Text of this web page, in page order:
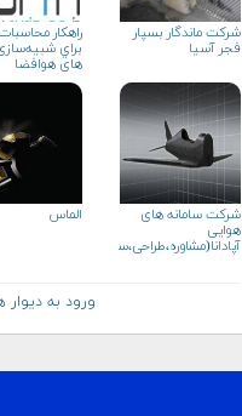
شرکت ماندگار بسپار
فجر آسیا
راهکار
براي
های هوافضا
شرکت سامانه های
هوایی
آپادانا(مشاوره،طراحی،ساخت)
الماس
ورود به دیوار